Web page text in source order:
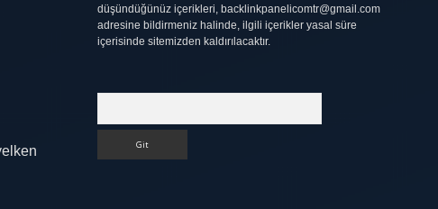
düşündüğünüz içerikleri, backlinkpanelicomtr@gmail.com
adresine bildirmeniz halinde, ilgili içerikler yasal süre
içerisinde sitemizden kaldırılacaktır.